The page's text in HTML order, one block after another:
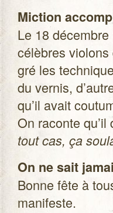
Mic­tion
Le 18
célèbres
gré les
du ver­nis,
qu’il avait
On raconte
tout cas, ça
On ne sait
Bonne fête à
manifeste.